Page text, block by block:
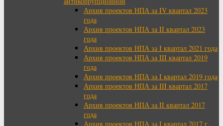
Архив проектов НПА за IV квартал 2023
года
Архив проектов НПА за II квартал 2023
года
Архив проектов НПА за I квартал 2021 года
Архив проектов НПА за III квартал 2019
года
Архив проектов НПА за I квартал 2019 года
Архив проектов НПА за III квартал 2017
года
Архив проектов НПА за II квартал 2017
года
Архив проектов НПА за I квартал 2017 г.